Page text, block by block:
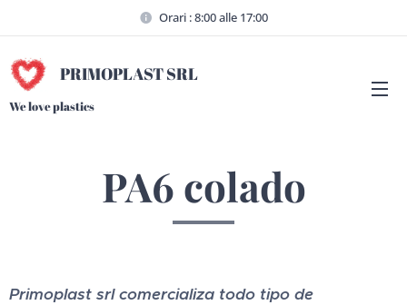
Orari : 8:00 alle 17:00
PRIMOPLAST SRL
We love plastics
PA6 colado
Primoplast srl comercializa todo tipo de